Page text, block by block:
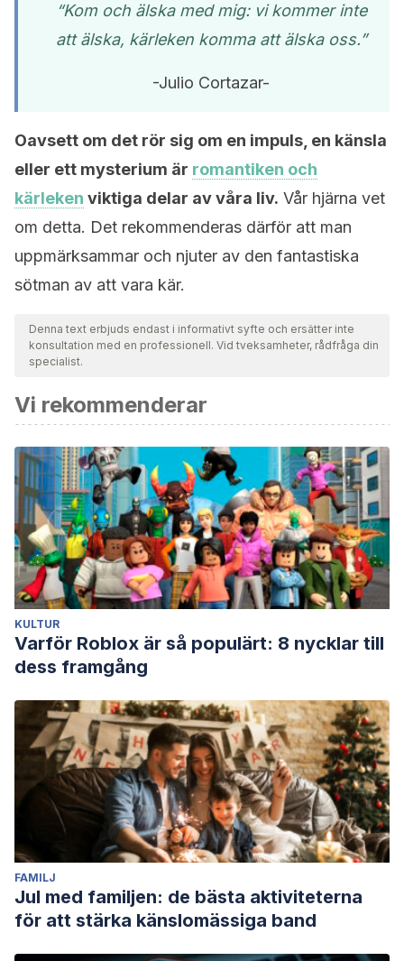
“Kom och älska med mig: vi kommer inte
att älska, kärleken komma att älska oss.”
-Julio Cortazar-
Oavsett om det rör sig om en impuls, en känsla
eller ett mysterium är romantiken och
kärleken viktiga delar av våra liv. Vår hjärna vet
om detta. Det rekommenderas därför att man
uppmärksammar och njuter av den fantastiska
sötman av att vara kär.
Denna text erbjuds endast i informativt syfte och ersätter inte
konsultation med en professionell. Vid tveksamheter, rådfråga din
specialist.
Vi rekommenderar
KULTUR
Varför Roblox är så populärt: 8 nycklar till
dess framgång
FAMILJ
Jul med familjen: de bästa aktiviteterna
för att stärka känslomässiga band